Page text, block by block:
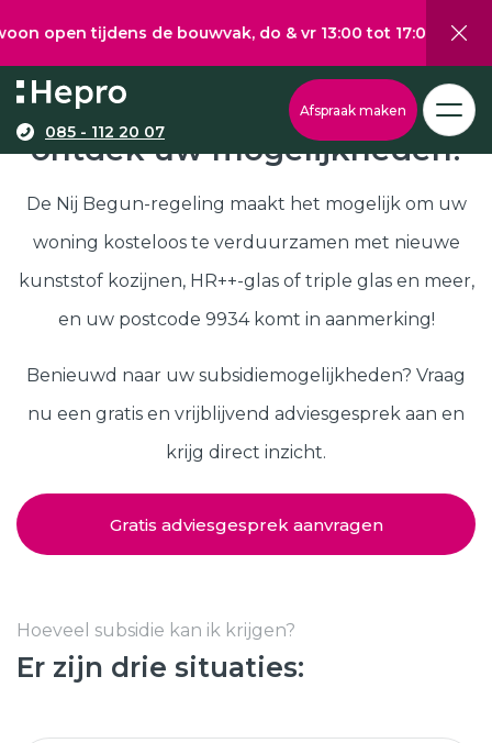
tijdens de bouwvak, do & vr 13:00 tot 17:00, za 10:00
085 - 112 20 07
Afspraak maken
Nij Begun subsidie in 9934,
ontdek uw mogelijkheden!
De Nij Begun-regeling maakt het mogelijk om uw
woning kosteloos te verduurzamen met nieuwe
kunststof kozijnen, HR++-glas of triple glas en meer,
en uw postcode 9934 komt in aanmerking!
Benieuwd naar uw subsidiemogelijkheden? Vraag
nu een gratis en vrijblijvend adviesgesprek aan en
krijg direct inzicht.
Gratis adviesgesprek aanvragen
Hoeveel subsidie kan ik krijgen?
Er zijn drie situaties:
Wat wilt u graag verduurzamen?
Via onze configurator berekent u eenvoudig een
richtprijs voor uw kunststof kozijnen, -deuren, of
schuifpuien.
Samenstellen
Deuren
Schuifpuien
Kunststof kozijnen
Kunststof deuren
Kunststof schuifpuien
Isolatie
Klantenservice
Hepro
Subsidies
SHOWROOM BEZOEKEN